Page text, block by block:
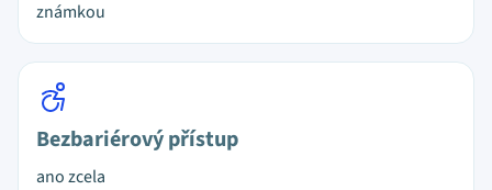
známkou
Bezbariérový přístup
ano zcela